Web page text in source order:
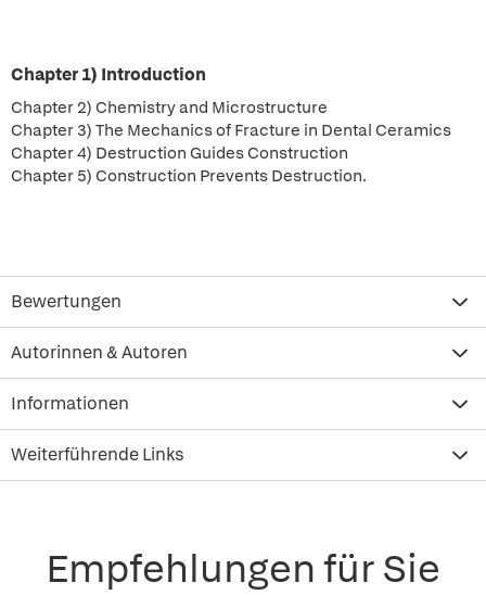
Chapter 1) Introduction
Chapter 2) Chemistry and Microstructure
Chapter 3) The Mechanics of Fracture in Dental Ceramics
Chapter 4) Destruction Guides Construction
Chapter 5) Construction Prevents Destruction.
Bewertungen
Autorinnen & Autoren
Informationen
Weiterführende Links
Empfehlungen für Sie